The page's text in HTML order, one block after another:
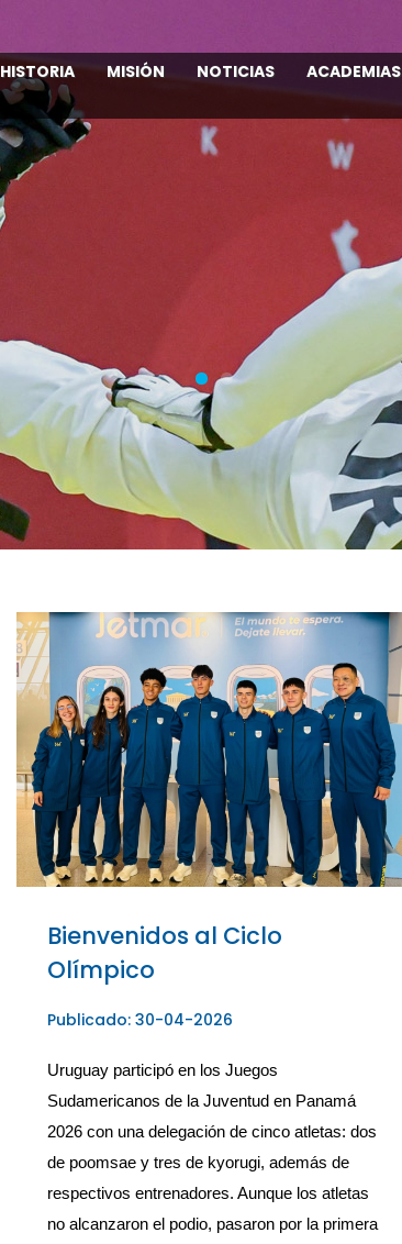
HISTORIA MISIÓN NOTICIAS ACADEMIAS
Bienvenidos al Ciclo
Olímpico
Publicado: 30-04-2026
Uruguay participó en los Juegos
Sudamericanos de la Juventud en Panamá
2026 con una delegación de cinco atletas: dos
de poomsae y tres de kyorugi, además de
respectivos entrenadores. Aunque los atletas
no alcanzaron el podio, pasaron por la primera